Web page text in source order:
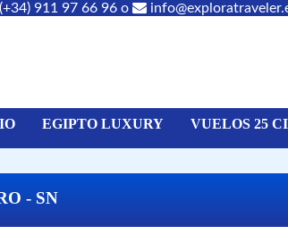
(+34) 911 97 66 96 o
EGIPTO LUXURY VUELOS 25
- SN